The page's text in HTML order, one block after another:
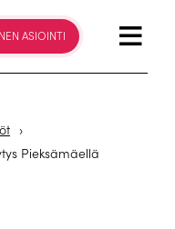
ASIOINTI
›
Pieksämäellä